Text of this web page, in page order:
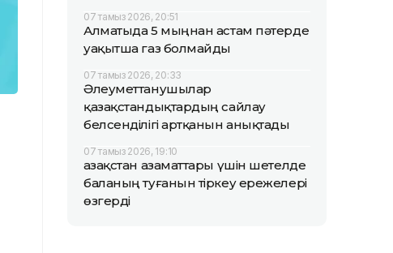
07 тамыз 2026, 20:51
Алматыда 5 мыңнан астам пәтерде
уақытша газ болмайды
07 тамыз 2026, 20:33
Әлеуметтанушылар
қазақстандықтардың сайлау
белсенділігі артқанын анықтады
07 тамыз 2026, 19:10
Қазақстан азаматтары үшін шетелде
баланың туғанын тіркеу ережелері
өзгерді